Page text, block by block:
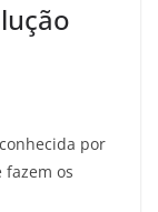
por
os